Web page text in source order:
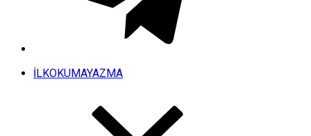
İLKOKUMAYAZMA